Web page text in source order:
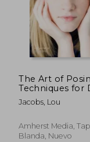
The Art of
Techniques for
Portrait
Photographers
Jacobs, Lou
Amherst Media,
Blanda, Nuevo